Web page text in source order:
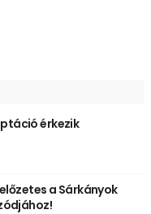
érkezik
a Sárkányok